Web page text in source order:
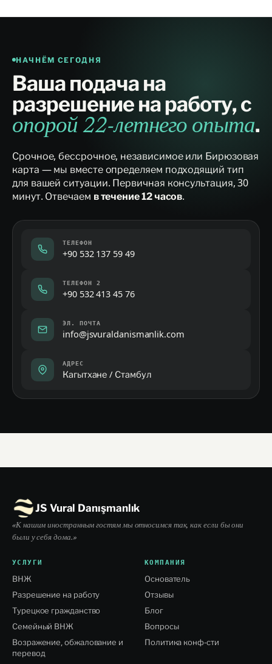
НАЧНЁМ СЕГОДНЯ
Ваша подача на
разрешение на работу, с
опорой 22-летнего опыта.
Срочное, бессрочное, независимое или Бирюзовая
карта — мы вместе определяем подходящий тип
для вашей ситуации. Первичная консультация, 30
минут. Отвечаем в течение 12 часов.
ТЕЛЕФОН
+90 532 137 59 49
ТЕЛЕФОН 2
+90 532 413 45 76
ЭЛ. ПОЧТА
info@jsvuraldanismanlik.com
АДРЕС
Кагытхане / Стамбул
JS Vural Danışmanlık
«К нашим иностранным гостям мы относимся так, как если бы они
были у себя дома.»
УСЛУГИ
ВНЖ
Разрешение на работу
Турецкое гражданство
Семейный ВНЖ
Возражение, обжалование и
перевод
КОМПАНИЯ
Основатель
Отзывы
Блог
Вопросы
Политика конф-сти